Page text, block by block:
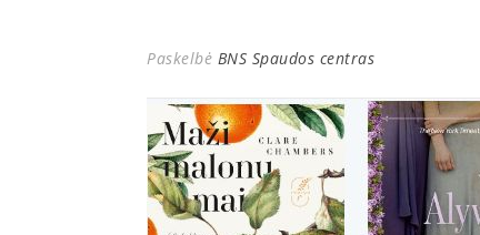
Paskelbė BNS Spaudos centras